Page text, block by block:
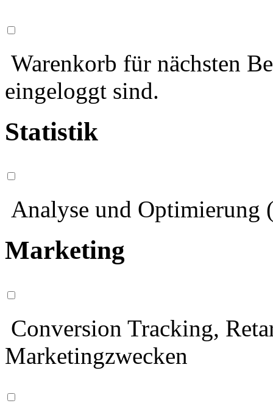
Warenkorb für nächsten
eingeloggt sind.
Statistik
Analyse und Optimierung
Marketing
Conversion Tracking,
Marketingzwecken